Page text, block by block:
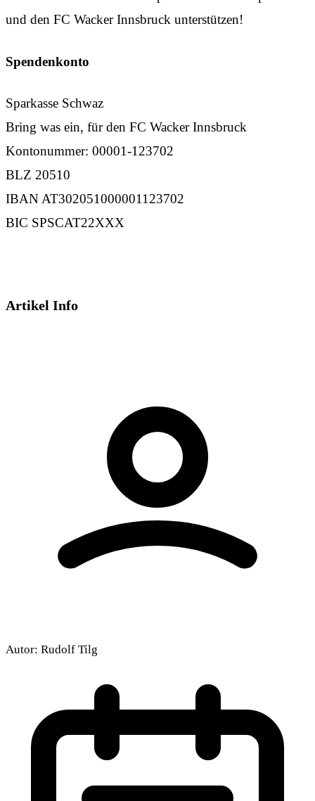
und den FC Wacker Innsbruck unterstützen!
Spendenkonto
Sparkasse Schwaz
Bring was ein, für den FC Wacker Innsbruck
Kontonummer: 00001-123702
BLZ 20510
IBAN AT302051000001123702
BIC SPSCAT22XXX
Artikel Info
Autor: Rudolf Tilg